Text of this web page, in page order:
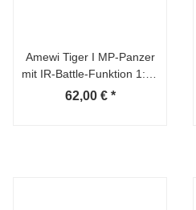
Amewi Tiger I MP-Panzer
mit IR-Battle-Funktion 1:24
RTR
62,00 € *